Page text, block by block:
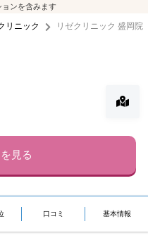
ンを含みます
リニック リゼクリニック 盛岡院
見る
口コミ 基本情報